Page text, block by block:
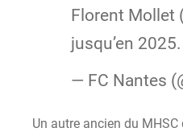
Florent Mollet
jusqu’en 2025.
— FC Nantes
Un autre ancien du